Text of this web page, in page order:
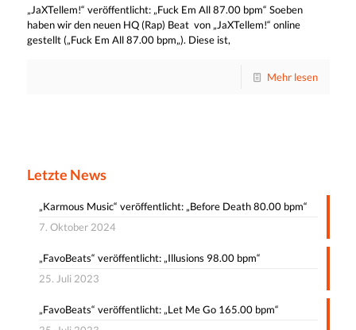
„JaXTellem!“ veröffentlicht: „Fuck Em All 87.00 bpm“ Soeben
haben wir den neuen HQ (Rap) Beat von „JaXTellem!“ online
gestellt („Fuck Em All 87.00 bpm„). Diese ist,
Mehr lesen
Letzte News
„Karmous Music“ veröffentlicht: „Before Death 80.00 bpm“
7. Oktober 2024
„FavoBeats“ veröffentlicht: „Illusions 98.00 bpm“
25. Juli 2023
„FavoBeats“ veröffentlicht: „Let Me Go 165.00 bpm“